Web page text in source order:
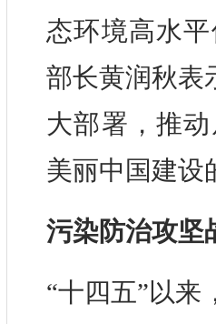
态环境高水
部长黄润秋表
大部署，推
美丽中国建设
污染防治攻坚
“十四五”以来